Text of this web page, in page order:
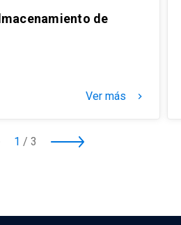
de
Ver más
keyboard_arrow_right
1 / 3